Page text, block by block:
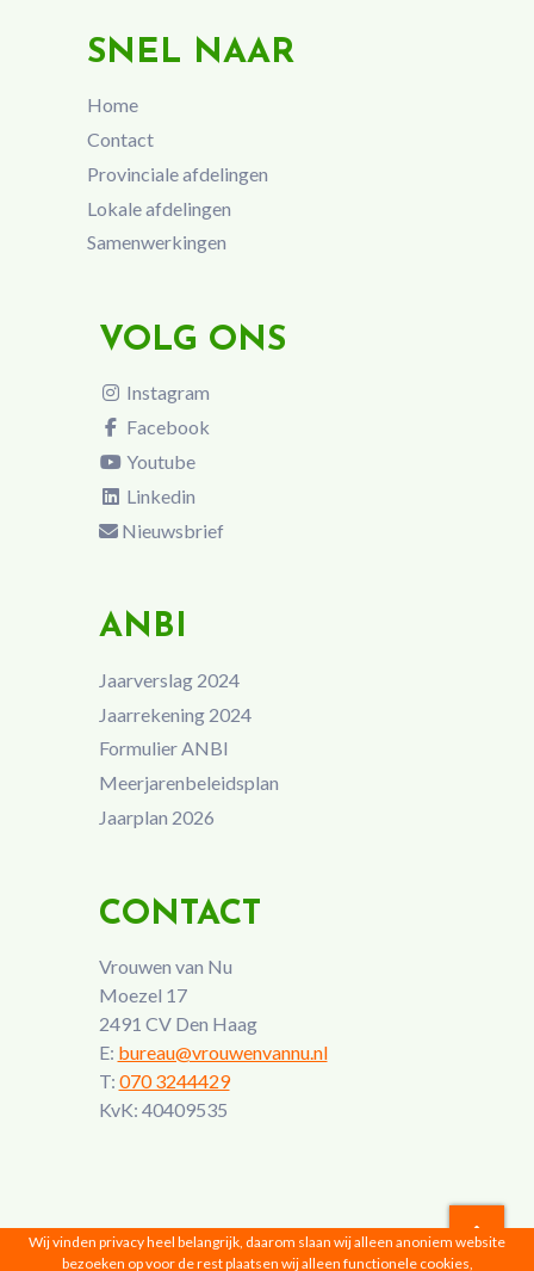
SNEL NAAR
Home
Contact
Provinciale afdelingen
Lokale afdelingen
Samenwerkingen
VOLG ONS
Instagram
Facebook
Youtube
Linkedin
Nieuwsbrief
ANBI
Jaarverslag 2024
Jaarrekening 2024
Formulier ANBI
Meerjarenbeleidsplan
Jaarplan 2026
CONTACT
Vrouwen van Nu
Moezel 17
2491 CV Den Haag
E: bureau@vrouwenvannu.nl
T: 070 3244429
KvK: 40409535
Wij vinden privacy heel belangrijk, daarom slaan wij alleen anoniem website
bezoeken op voor de rest plaatsen wij alleen functionele cookies,